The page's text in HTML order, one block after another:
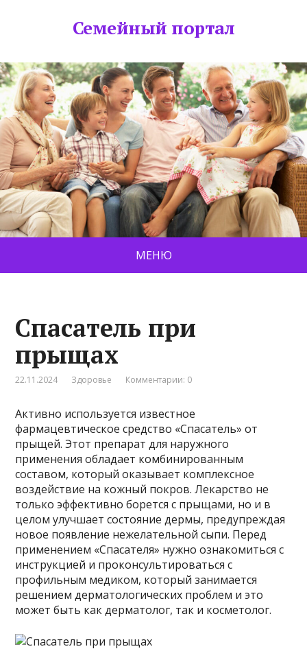
Семейный портал
МЕНЮ
Спасатель при
прыщах
22.11.2024 Здоровье Комментарии: 0
Активно используется известное
фармацевтическое средство «Спасатель» от
прыщей. Этот препарат для наружного
применения обладает комбинированным
составом, который оказывает комплексное
воздействие на кожный покров. Лекарство не
только эффективно борется с прыщами, но и в
целом улучшает состояние дермы, предупреждая
новое появление нежелательной сыпи. Перед
применением «Спасателя» нужно ознакомиться с
инструкцией и проконсультироваться с
профильным медиком, который занимается
решением дерматологических проблем и это
может быть как дерматолог, так и косметолог.